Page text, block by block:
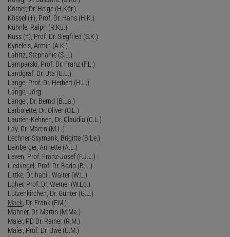
Körner, Dr. Helge (H.Kör.)
Kössel (†), Prof. Dr. Hans (H.K.)
Kühnle, Ralph (R.Kü.)
Kuss (†), Prof. Dr. Siegfried (S.K.)
Kyrieleis, Armin (A.K.)
Lahrtz, Stephanie (S.L.)
Lamparski, Prof. Dr. Franz (F.L.)
Landgraf, Dr. Uta (U.L.)
Lange, Prof. Dr. Herbert (H.L.)
Lange, Jörg
Langer, Dr. Bernd (B.La.)
Larbolette, Dr. Oliver (O.L.)
Laurien-Kehnen, Dr. Claudia (C.L.)
Lay, Dr. Martin (M.L.)
Lechner-Ssymank, Brigitte (B.Le.)
Leinberger, Annette (A.L.)
Leven, Prof. Franz-Josef (F.J.L.)
Liedvogel, Prof. Dr. Bodo (B.L.)
Littke, Dr. habil. Walter (W.L.)
Loher, Prof. Dr. Werner (W.Lo.)
Lützenkirchen, Dr. Günter (G.L.)
Mack , Dr. Frank (F.M.)
Mahner, Dr. Martin (M.Ma.)
Maier, PD Dr. Rainer (R.M.)
Maier, Prof. Dr. Uwe (U.M.)